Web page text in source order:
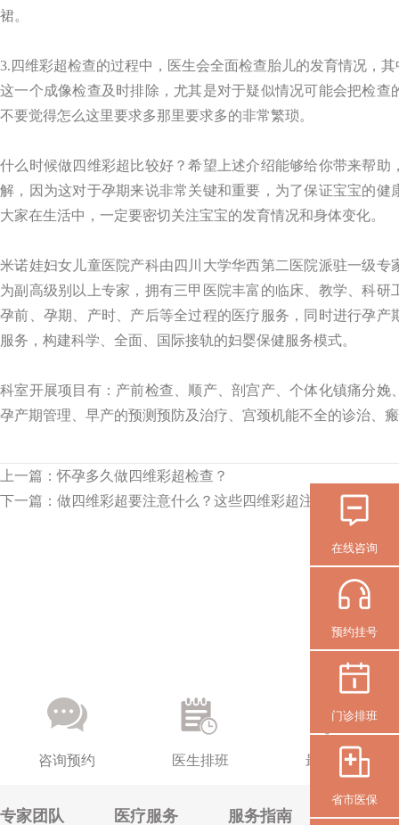
裙。
3.四维彩超检查的过程中，医生会全面检查胎儿的发育情况，
这一个成像检查及时排除，尤其是对于疑似情况可能会把检
不要觉得怎么这里要求多那里要求多的非常繁琐。
什么时候做四维彩超比较好？希望上述介绍能够给你带来帮
解，因为这对于孕期来说非常关键和重要，为了保证宝宝的
大家在生活中，一定要密切关注宝宝的发育情况和身体变化。
米诺娃妇女儿童医院产科由四川大学华西第二医院派驻一级
为副高级别以上专家，拥有三甲医院丰富的临床、教学、科
孕前、孕期、产时、产后等全过程的医疗服务，同时进行孕
服务，构建科学、全面、国际接轨的妇婴保健服务模式。
科室开展项目有：产前检查、顺产、剖宫产、个体化镇痛分
孕产期管理、早产的预测预防及治疗、宫颈机能不全的诊治、
上一篇：怀孕多久做四维彩超检查？
下一篇： 做四维彩超要注意什么？这些四维彩超注意事项孕妈
咨询预约 医生排班 最新活动
专家团队 医疗服务 服务指南
在线咨询
预约挂号
门诊排班
省市医保